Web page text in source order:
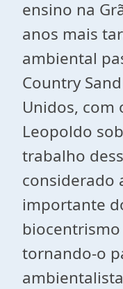
ensino na
anos mais
ambiental
Country
Unidos, com
Leopoldo
trabalho
considerado
importante
tornando-o